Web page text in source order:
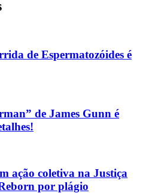
de Espermatozóides é
de James Gunn é
ação coletiva na Justiça
por plágio